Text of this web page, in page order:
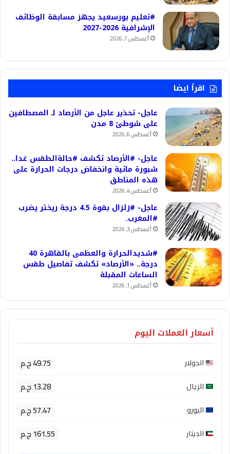
#تعليم بورسعيد يجهز مسابقة الوظائف
الإشرافية 2026-2027
أغسطس 7, 2026
اقرأ ايضا
عاجل- تحذير عاجل من الأرصاد لـ المصطافين
على شوطئ 8 مدن
أغسطس 6, 2026
عاجل- #الأرصاد تكشف #حالةالطقس غدا..
شبورة مائية وانخفاض درجات الحرارة على
هذه المناطق
أغسطس 4, 2026
عاجل- #زلزال بقوة 4.5 درجة ريختر يضرب
#المغرب.
أغسطس 3, 2026
#شديدالحرارة والعظمى بالقاهرة 40
درجة.. «الأرصاد» تكشف تفاصيل طقس
الساعات المقبلة
أغسطس 1, 2026
أسعار العملات اليوم
الدولار 49.75 ج.م
الريال 13.28 ج.م
اليورو 57.47 ج.م
الدينار 161.55 ج.م